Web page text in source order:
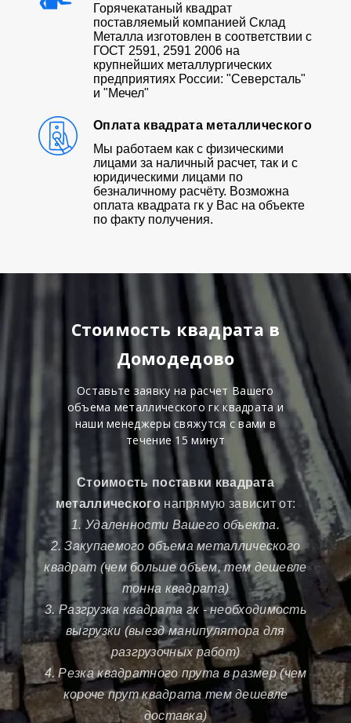
Горячекатаный квадрат
поставляемый компанией Склад
Металла изготовлен в соответствии с
ГОСТ 2591, 2591 2006 на
крупнейших металлургических
предприятиях России: "Северсталь"
и "Мечел"
Оплата квадрата металлического
Мы работаем как с физическими
лицами за наличный расчет, так и с
юридическими лицами по
безналичному расчёту. Возможна
оплата квадрата гк у Вас на объекте
по факту получения.
Стоимость квадрата в
Домодедово
Оставьте заявку на расчет Вашего
объема металлического гк квадрата и
наши менеджеры свяжутся с вами в
течение 15 минут
Стоимость поставки квадрата
металлического напрямую зависит от:
1. Удаленности Вашего объекта.
2. Закупаемого объема металлического
квадрат (чем больше объем, тем дешевле
тонна квадрата)
3. Разгрузка квадрата гк - необходимость
выгрузки (выезд манипулятора для
разгрузочных работ)
4. Резка квадратного прута в размер (чем
короче прут квадрата тем дешевле
доставка)